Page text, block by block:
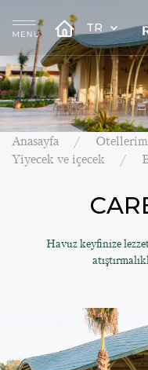
TR
Anasayfa
Yiyecek ve içecek
Havuz keyfinize